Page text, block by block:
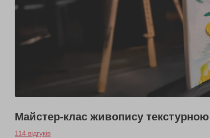
Майстер-клас живопису
114 відгуків